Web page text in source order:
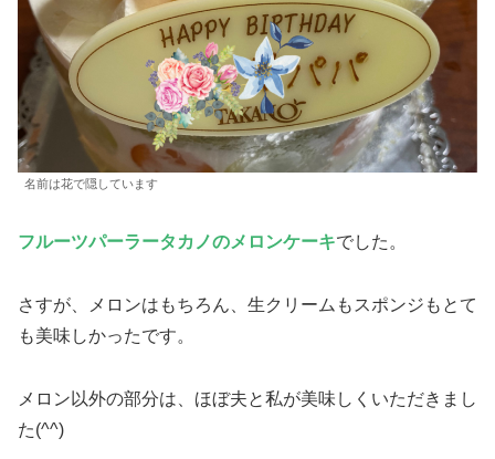
名前は花で隠しています
フルーツパーラータカノのメロンケーキでした。
さすが、メロンはもちろん、生クリームもスポンジもとて
も美味しかったです。
メロン以外の部分は、ほぼ夫と私が美味しくいただきまし
た(^^)